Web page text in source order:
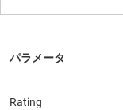
Rating